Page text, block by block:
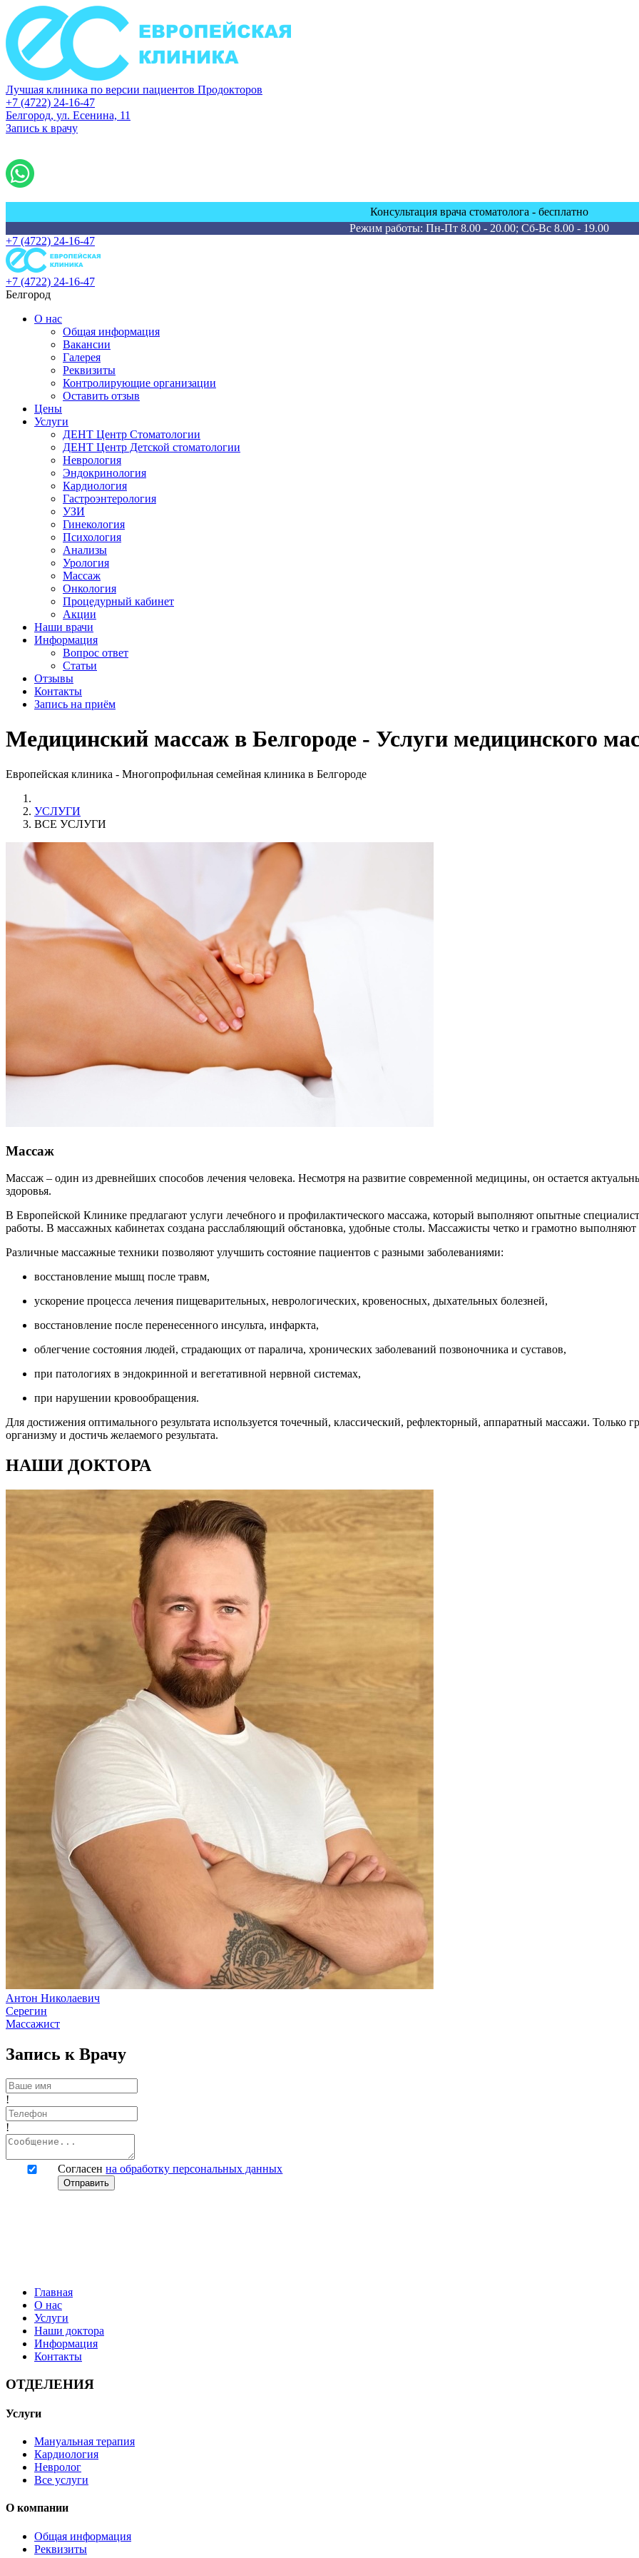
Лучшая клиника по версии пациентов Продокторов
+7 (4722) 24-16-47
Белгород, ул. Есенина, 11
Запись к врачу
Консультация врача стоматолога - бесплатно
Режим работы: Пн-Пт 8.00 - 20.00; Сб-Вс 8.00 - 19.00
+7 (4722) 24-16-47
+7 (4722) 24-16-47
Белгород
О нас
Общая информация
Вакансии
Галерея
Реквизиты
Контролирующие организации
Оставить отзыв
Цены
Услуги
ДЕНТ Центр Стоматологии
ДЕНТ Центр Детской стоматологии
Неврология
Эндокринология
Кардиология
Гастроэнтерология
УЗИ
Гинекология
Психология
Анализы
Урология
Массаж
Онкология
Процедурный кабинет
Акции
Наши врачи
Информация
Вопрос ответ
Статьи
Отзывы
Контакты
Запись на приём
Медицинский массаж в Белгороде - Услуги медицинского
Европейская клиника - Многопрофильная семейная клиника в Белгороде
УСЛУГИ
ВСЕ УСЛУГИ
Массаж
Массаж – один из древнейших способов лечения человека. Несмотря на развитие современной медицины, он остается
здоровья.
В Европейской Клинике предлагают услуги лечебного и профилактического массажа, который выполняют опытные
работы. В массажных кабинетах создана расслабляющий обстановка, удобные столы. Массажисты четко и грамотно выполняют
Различные массажные техники позволяют улучшить состояние пациентов с разными заболеваниями:
восстановление мышц после травм,
ускорение процесса лечения пищеварительных, неврологических, кровеносных, дыхательных болезней,
восстановление после перенесенного инсульта, инфаркта,
облегчение состояния людей, страдающих от паралича, хронических заболеваний позвоночника и суставов,
при патологиях в эндокринной и вегетативной нервной системах,
при нарушении кровообращения.
Для достижения оптимального результата используется точечный, классический, рефлекторный, аппаратный массажи. Только
организму и достичь желаемого результата.
НАШИ ДОКТОРА
Антон Николаевич
Серегин
Массажист
Запись к Врачу
!
!
Согласенна обработку персональных данных
Отправить
Главная
О нас
Услуги
Наши доктора
Информация
Контакты
ОТДЕЛЕНИЯ
Услуги
Мануальная терапия
Кардиология
Невролог
Все услуги
О компании
Общая информация
Реквизиты